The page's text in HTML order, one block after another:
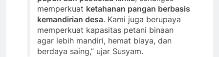
memperkuat ketahanan pangan berbasis
kemandirian desa. Kami juga berupaya
memperkuat kapasitas petani binaan
agar lebih mandiri, hemat biaya, dan
berdaya saing,” ujar Susyam.